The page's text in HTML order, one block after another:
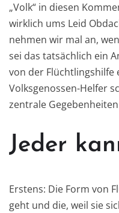
„Volk“ in diesen
wirklich ums Leid
nehmen wir mal an,
sei das tatsächlich ein
von der Flüchtlingshilfe
Volksgenossen-Helfer
zentrale
Jeder
Erstens: Die Form von
geht und die, weil sie